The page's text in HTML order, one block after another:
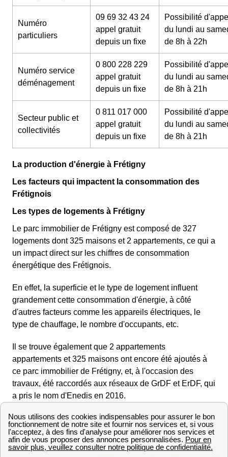
Numéro
particuliers
09 69 32 43 24
appel gratuit
depuis un fixe
Possibilité
du lundi au
de 8h à 22h
Numéro service
déménagement
0 800 228 229
appel gratuit
depuis un fixe
Possibilité
du lundi au
de 8h à 21h
Secteur public et
collectivités
0 811 017 000
appel gratuit
depuis un fixe
Possibilité
du lundi au
de 8h à 21h
La production d'énergie à Frétigny
Les facteurs qui impactent la consommation des
Frétignois
Les types de logements à Frétigny
Le parc immobilier de Frétigny est composé de 327
logements dont 325 maisons et 2 appartements, ce qui a
un impact direct sur les chiffres de consommation
énergétique des Frétignois.
En effet, la superficie et le type de logement influent
grandement cette consommation d'énergie, à côté
d'autres facteurs comme les appareils électriques, le
type de chauffage, le nombre d'occupants, etc.
Il se trouve également que 2 appartements
appartements et 325 maisons ont encore été ajoutés à
ce parc immobilier de Frétigny, et, à l'occasion des
travaux, été raccordés aux réseaux de GrDF et ErDF, qui
a pris le nom d'Enedis en 2016.
Pour vous résumer ces chiffres, nous avons créé le
graphique ci-dessous :